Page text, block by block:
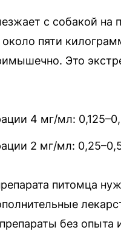
с собакой на
пяти
Это
4 мг/мл:
2 мг/мл:
питомца
без опыта